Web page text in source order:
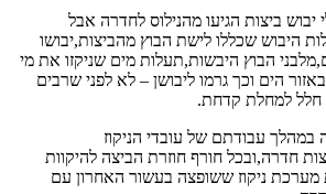
יבוש ביצות הגיעו מהנילוס לחדרה אבל
היבוש שכללו לישת הבוץ מהביצות,יבושו
הבוץ היבשות,תעלות מים שניקזו את מי
הים וכך גרמו ליבושן – לא לפני שרבים
חלל למחלת קדחת.
במהלך עבודתם של עובדי הניקוז
חדרה,ובכל חורף חוזרת הביצה להיקוות
מערכת ניקוז ששופצה בעשור האחרון עם